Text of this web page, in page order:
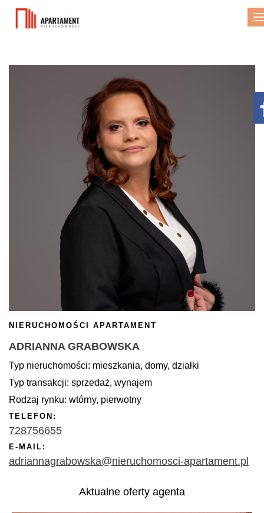
NIERUCHOMOŚCI APARTAMENT
ADRIANNA GRABOWSKA
Typ nieruchomości: mieszkania, domy, działki
Typ transakcji: sprzedaż, wynajem
Rodzaj rynku: wtórny, pierwotny
TELEFON:
728756655
E-MAIL:
adriannagrabowska@nieruchomosci-apartament.pl
Aktualne oferty agenta